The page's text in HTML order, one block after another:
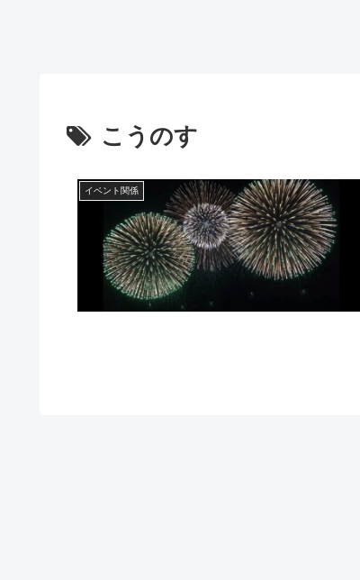
こうのす
イベント関係